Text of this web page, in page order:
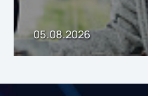
05.08.2026